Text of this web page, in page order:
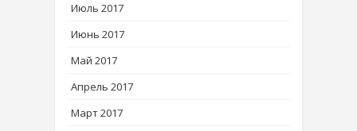
Июль 2017
Июнь 2017
Май 2017
Апрель 2017
Март 2017